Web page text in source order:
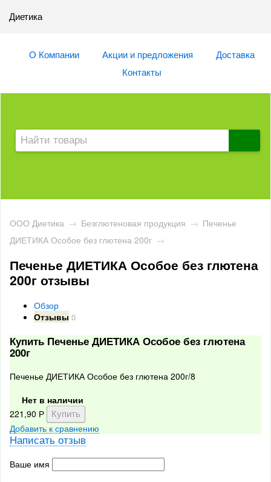
Диетика
О Компании Акции и предложения
Доставка
Контакты
ООО Диетика → Безглютеновая продукция → Печенье
ДИЕТИКА Особое без глютена 200г →
Печенье ДИЕТИКА Особое без глютена
200г отзывы
Обзор
Отзывы 0
Купить Печенье ДИЕТИКА Особое без глютена
200г
Печенье ДИЕТИКА Особое без глютена 200г/8
Нет в наличии
221,90 Р
Добавить к сравнению
Написать отзыв
Ваше имя